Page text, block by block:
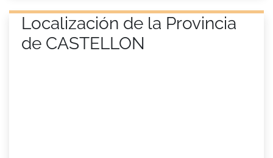
Localización de la Provincia
de CASTELLON